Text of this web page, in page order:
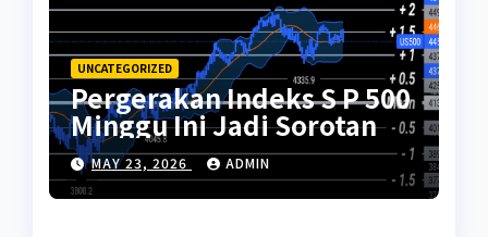
UNCATEGORIZED
Pergerakan Indeks S P 500
Minggu Ini Jadi Sorotan
MAY 23, 2026 ADMIN